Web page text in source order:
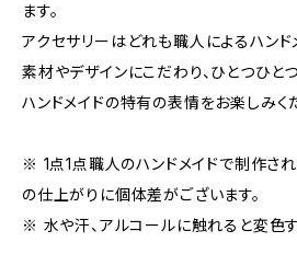
ます。
アクセサリーはどれも職人によるハンド
素材やデザインにこだわり、ひとつひと
ハンドメイドの特有の表情をお楽しみく
※ 1点1点職人のハンドメイドで制作さ
の仕上がりに個体差がございます。
※ 水や汗、アルコールに触れると変色